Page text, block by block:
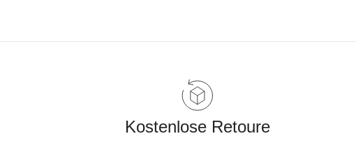
Kostenlose Retoure